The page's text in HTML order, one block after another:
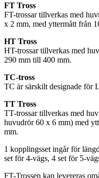
FT Tross
FT-trossar tillverkas med
x 2 mm, med yttermått från
HT Tross
HT-trossar tillverkas med
290 mm till 400 mm.
TC-tross
TC är särskilt designade för
TT Tross
TT-trossar tillverkas med
huvudrör 60 x 6 mm) med
mm.
1 kopplingsset ingår för
set för 4-vägs, 4 set för 5-
FT-Trossen kan levereras